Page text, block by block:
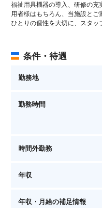
福祉用具機器の導入、研修の充
用者様はもちろん、当施設と
ひとりの個性を大切に、スタッ
条件・待遇
勤務地
勤務時間
時間外勤務
年収
年収・月給の補足情報